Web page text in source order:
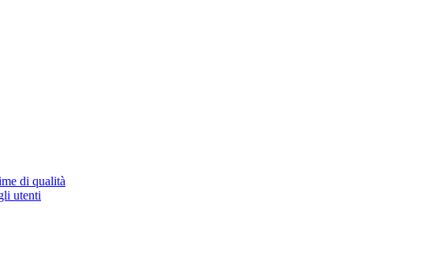
di qualità
utenti